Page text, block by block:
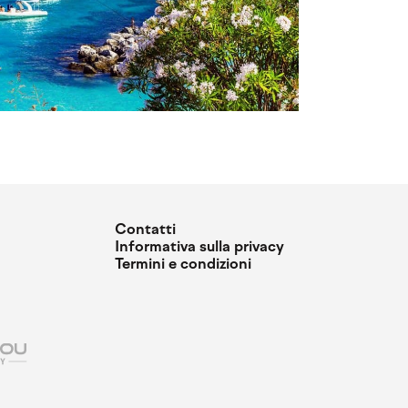
Contatti
Informativa sulla privacy
Termini e condizioni